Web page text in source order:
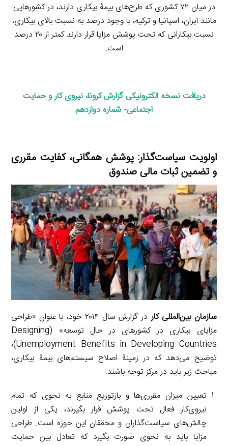
در میان ۷۲ کشوری که طرح‌های بیمۀ بیکاری دارند، در کشورهایی
مانند ایران، اسپانیا و ترکیه، با وجود درصد به نسبت بالای بیکاری،
نسبت بیکارانی که تحت پوشش مزایا قرار دارند کمتر از ۲۰ درصد
است.
دریافت نسخه الکترونیکی گزارش کرونا، نیروی کار و حمایت
اجتماعی- شماره دوازدهم
اولویت سیاست‌گذار: پوشش همگانی، کفایت مقرری
و تضمین ثبات مالی صندوق
سازمان بین‌المللی کار
در گزارش سال ۲۰۱۴ خود، با عنوان «طراحی
مزایای بیکاری در کشورهای در حال توسعه» (Designing
Unemployment Benefits in Developing Countries)،
توضیح می‌دهد که در زمینۀ اصلاح سیستم‌های بیمۀ بیکاری،
مباحث زیر باید در مرکز توجه باشند:
تعیین میزان مقرری‌ها و بازتوزیع منابع به نحوی که تمام
نیروی‌کار فعال تحت پوشش قرار بگیرند، یکی از اولین
چالش‌های سیاست‌گذاران و محققان این حوزه است. طراحی
مزایا باید به نحوی صورت بگیرد که تعادل بین حمایت